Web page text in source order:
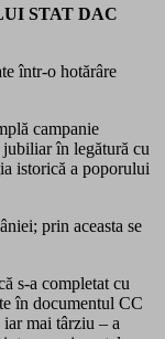
STAT DAC
într-o hotărâre
campanie
în legătură cu
istorică a poporului
prin aceasta se
s-a completat cu
în documentul CC
mai târziu – a